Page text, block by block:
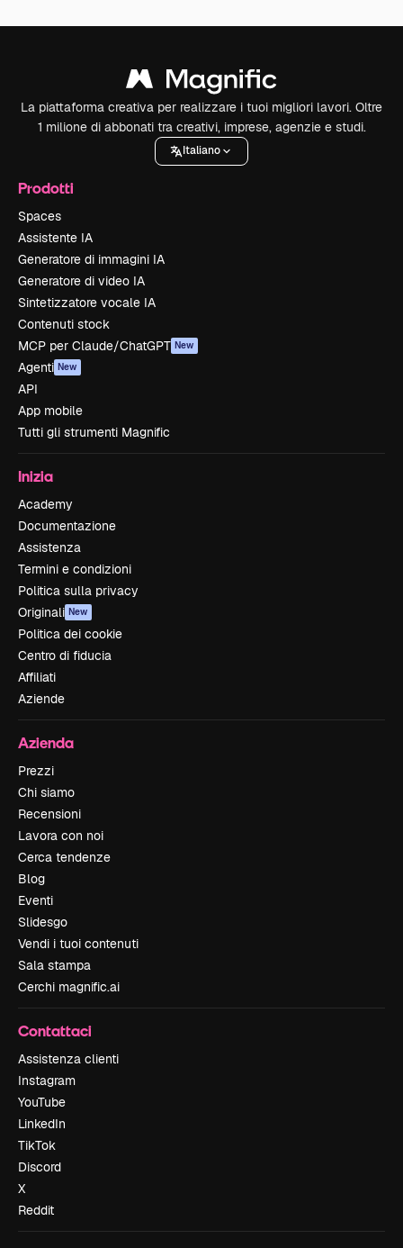
La piattaforma creativa per realizzare i tuoi migliori lavori. Oltre
1 milione di abbonati tra creativi, imprese, agenzie e studi.
Italiano
Prodotti
Spaces
Assistente IA
Generatore di immagini IA
Generatore di video IA
Sintetizzatore vocale IA
Contenuti stock
MCP per Claude/ChatGPT New
Agenti New
API
App mobile
Tutti gli strumenti Magnific
Inizia
Academy
Documentazione
Assistenza
Termini e condizioni
Politica sulla privacy
Originali New
Politica dei cookie
Centro di fiducia
Affiliati
Aziende
Azienda
Prezzi
Chi siamo
Recensioni
Lavora con noi
Cerca tendenze
Blog
Eventi
Slidesgo
Vendi i tuoi contenuti
Sala stampa
Cerchi magnific.ai
Contattaci
Assistenza clienti
Instagram
YouTube
LinkedIn
TikTok
Discord
X
Reddit